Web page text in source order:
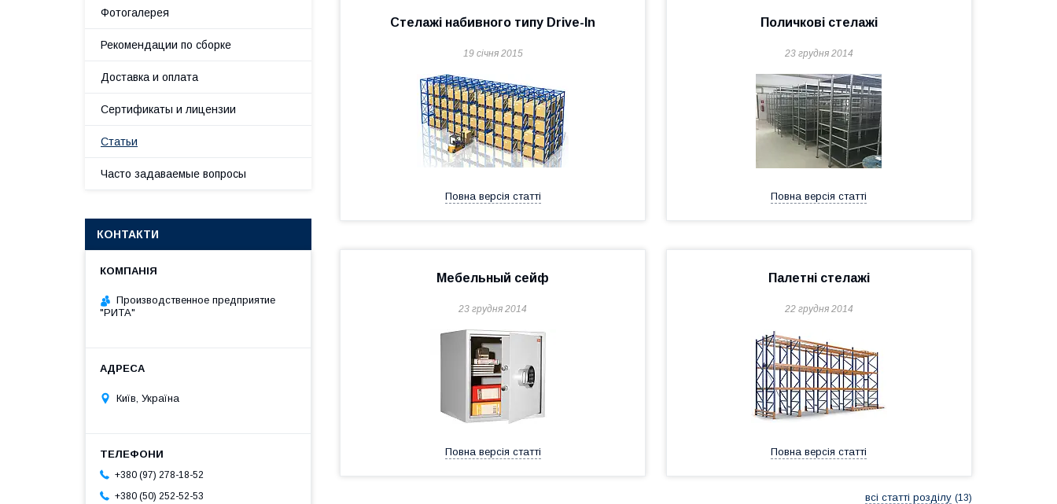
Стелажі набивного типу Drive-In
19 січня 2015
Повна версія статті
Поличкові стелажі
23 грудня 2014
Повна версія статті
Мебельный сейф
23 грудня 2014
Повна версія статті
Палетні стелажі
22 грудня 2014
Повна версія статті
всі статті розділу 13
Фотогалерея
Рекомендации по сборке
Доставка и оплата
Сертификаты и лицензии
Статьи
Часто задаваемые вопросы
КОНТАКТИ
Производственное предприятие
"РИТА"
Київ, Україна
+380 (97) 278-18-52
+380 (50) 252-52-53